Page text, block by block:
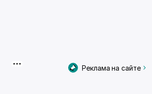
Реклама на сайте